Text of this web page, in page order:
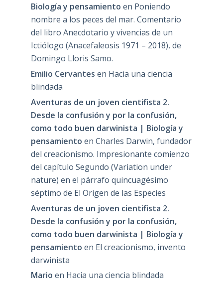
Biología y pensamiento en Poniendo
nombre a los peces del mar. Comentario
del libro Anecdotario y vivencias de un
Ictiólogo (Anacefaleosis 1971 – 2018), de
Domingo Lloris Samo.
Emilio Cervantes en Hacia una ciencia
blindada
Aventuras de un joven cientifista 2.
Desde la confusión y por la confusión,
como todo buen darwinista | Biología y
pensamiento en Charles Darwin, fundador
del creacionismo. Impresionante comienzo
del capítulo Segundo (Variation under
nature) en el párrafo quincuagésimo
séptimo de El Origen de las Especies
Aventuras de un joven cientifista 2.
Desde la confusión y por la confusión,
como todo buen darwinista | Biología y
pensamiento en El creacionismo, invento
darwinista
Mario en Hacia una ciencia blindada